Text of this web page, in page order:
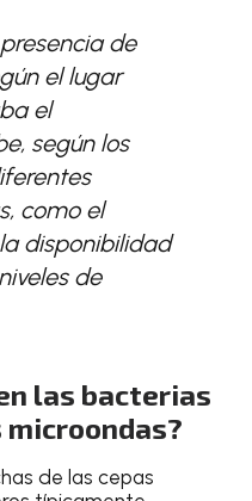
de
el lugar
el
según los
como el
disponibilidad
de
las bacterias
de las cepas